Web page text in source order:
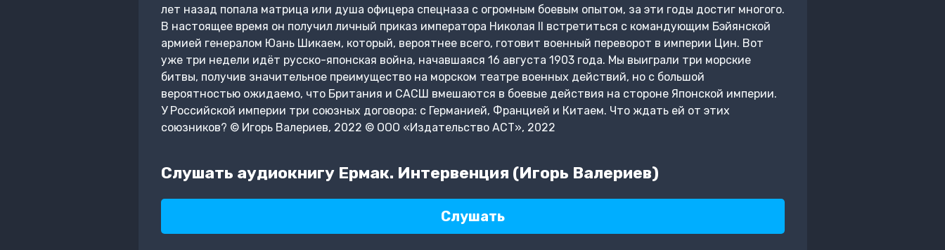
лет назад попала матрица или душа офицера спецназа с огромным боевым опытом, за эти годы достиг многого.
В настоящее время он получил личный приказ императора Николая II встретиться с командующим Бэйянской
армией генералом Юань Шикаем, который, вероятнее всего, готовит военный переворот в империи Цин. Вот
уже три недели идёт русско-японская война, начавшаяся 16 августа 1903 года. Мы выиграли три морские
битвы, получив значительное преимущество на морском театре военных действий, но с большой
вероятностью ожидаемо, что Британия и САСШ вмешаются в боевые действия на стороне Японской империи.
У Российской империи три союзных договора: с Германией, Францией и Китаем. Что ждать ей от этих
союзников? © Игорь Валериев, 2022 © ООО «Издательство АСТ», 2022
Слушать аудиокнигу Ермак. Интервенция (Игорь Валериев)
Слушать